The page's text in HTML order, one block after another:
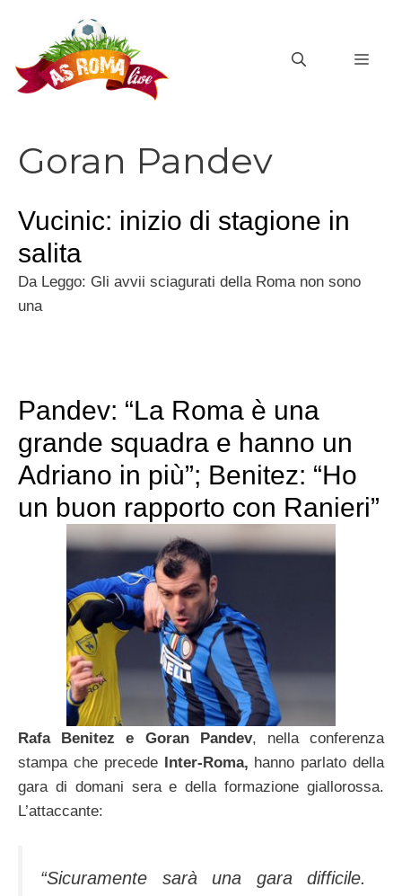
contenuto
Goran Pandev
Vucinic: inizio di stagione in
salita
Da Leggo: Gli avvii sciagurati della Roma non sono
una
Pandev: “La Roma è una
grande squadra e hanno un
Adriano in più”; Benitez: “Ho
un buon rapporto con Ranieri”
Rafa Benitez e Goran Pandev, nella conferenza
stampa che precede Inter-Roma, hanno parlato della
gara di domani sera e della formazione giallorossa.
L’attaccante:
“Sicuramente sarà una gara difficile.